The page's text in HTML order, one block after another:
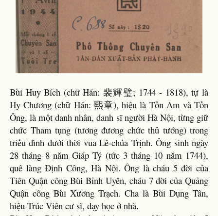
Bùi Huy Bích (chữ Hán: 裴輝璧; 1744 - 1818), tự là
Hy Chương (chữ Hán: 熙章), hiệu là Tồn Am và Tồn
Ông, là một danh nhân, danh sĩ người Hà Nội, từng giữ
chức Tham tụng (tương đương chức thủ tướng) trong
triều đình dưới thời vua Lê-chúa Trịnh. Ông sinh ngày
28 tháng 8 năm Giáp Tý (tức 3 tháng 10 năm 1744),
quê làng Định Công, Hà Nội. Ông là cháu 5 đời của
Tiên Quận công Bùi Bỉnh Uyên, cháu 7 đời của Quảng
Quận công Bùi Xương Trạch. Cha là Bùi Dụng Tân,
hiệu Trúc Viên cư sĩ, dạy học ở nhà.